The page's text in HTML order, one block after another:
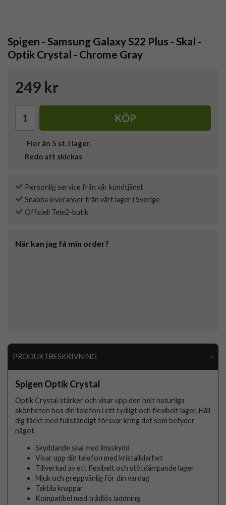
Spigen - Samsung Galaxy S22 Plus - Skal -
Optik Crystal - Chrome Gray
249 kr
KÖP
Fler än 5 st. i lager.
Redo att skickas
Personlig service från vår kundtjänst
Snabba leveranser från vårt lager i Sverige
Officiell Tele2-butik
När kan jag få min order?
PRODUKTBESKRIVNING
Spigen Optik Crystal
Optik Crystal stärker och visar upp den helt naturliga
skönheten hos din telefon i ett tydligt och flexibelt lager. Håll
dig täckt med fullständigt försvar kring det som betyder
något.
Skyddande skal med linsskydd
Visar upp din telefon med kristallklarhet
Tillverkad av ett flexibelt och stötdämpande lager
Mjuk och greppvänlig för din vardag
Taktila knappar
Kompatibel med trådlös laddning